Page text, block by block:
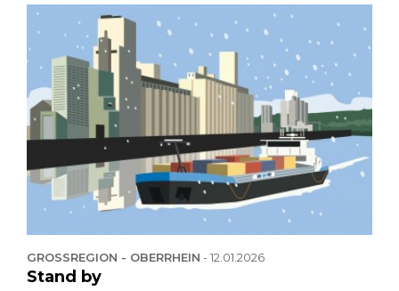
GROSSREGION - OBERRHEIN -12.01.2026
Stand by